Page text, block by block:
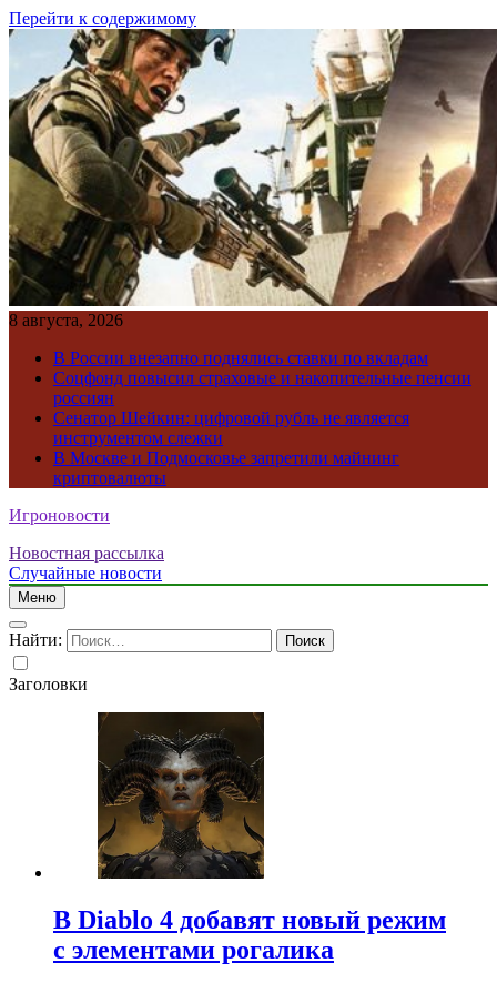
Перейти к содержимому
8 августа, 2026
В России внезапно поднялись ставки по вкладам
Соцфонд повысил страховые и накопительные пенсии
россиян
Сенатор Шейкин: цифровой рубль не является
инструментом слежки
В Москве и Подмосковье запретили майнинг
криптовалюты
Игроновости
Новостная рассылка
Случайные новости
Меню
Найти:
Заголовки
В Diablo 4 добавят новый режим
с элементами рогалика